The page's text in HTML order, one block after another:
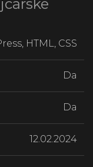
HTML, CSS
Da
Da
12.02.2024